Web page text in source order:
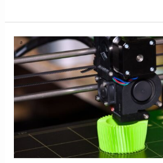
Uso
de
impressão
4D
na
pecuária